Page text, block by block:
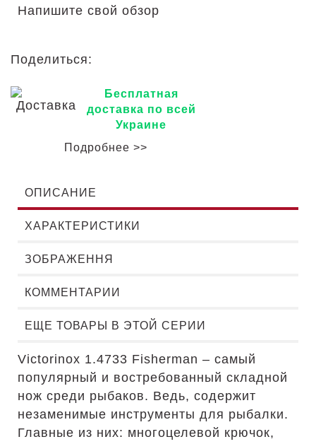
Напишите свой обзор
Поделиться:
Бесплатная
доставка по всей
Украине
Подробнее >>
ОПИСАНИЕ
ХАРАКТЕРИСТИКИ
ЗОБРАЖЕННЯ
КОММЕНТАРИИ
ЕЩЕ ТОВАРЫ В ЭТОЙ СЕРИИ
Victorinox 1.4733 Fisherman – самый
популярный и востребованный складной
нож среди рыбаков. Ведь, содержит
незаменимые инструменты для рыбалки.
Главные из них: многоцелевой крючок,